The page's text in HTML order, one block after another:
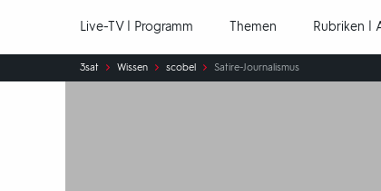
Live-TV | Programm Themen Rubriken |
Sie
sind
3sat Wissen scobel Satire-Journalismus